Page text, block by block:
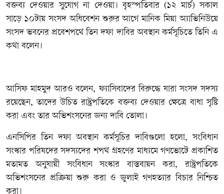
বক্তব্য দেওয়ার সুযোগ না দেওয়া। বৃহস্পতিবার (১২ মার্চ) সকাল
সাড়ে ১০টায় সংসদ অধিবেশন শুরুর আগে মানিক মিয়া অ্যাভিনিউয়ে
সংসদ ভবনের প্রবেশপথে তিন দফা দাবির অবস্থান কর্মসূচিতে তিনি এ
কথা বলেন।
আসিফ মাহমুদ আরও বলেন, ফ্যাসিবাদের বিরুদ্ধে যারা সংসদ সদস্য
রয়েছেন, তাদের উচিত রাষ্ট্রপতিকে বক্তব্য দেওয়ার ক্ষেত্রে বাধা সৃষ্টি
করা এবং তার অভিশংসনের জন্য দাবি তোলা।
এনসিপির তিন দফা অবস্থান কর্মসূচির দাবিগুলো হলো, সংবিধান
সংস্কার পরিষদের সদস্যদের শপথ গ্রহণের মাধ্যমে গণভোটে প্রকাশিত
মতামত অনুযায়ী সংবিধান সংস্কার বাস্তবায়ন করা, রাষ্ট্রপতিকে
অভিশংসনের প্রক্রিয়া শুরু করা ও জুলাই গণহত্যার বিচার নিশ্চিত
করা।